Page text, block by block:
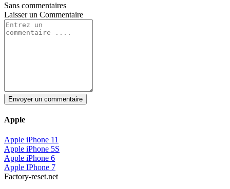
Sans commentaires
Laisser un Commentaire
Envoyer un commentaire
Apple
Apple iPhone 11
Apple iPhone 5S
Apple iPhone 6
Apple IPhone 7
Factory-reset.net